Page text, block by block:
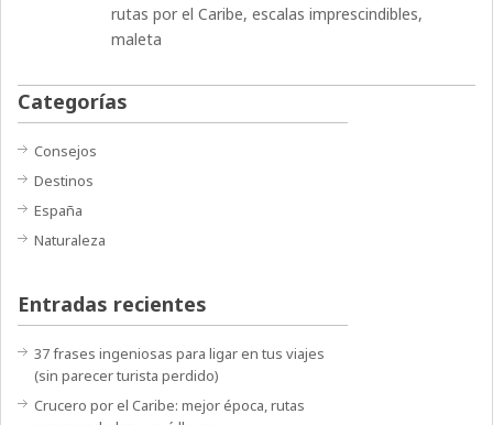
rutas por el Caribe, escalas imprescindibles,
maleta
Categorías
Consejos
Destinos
España
Naturaleza
Entradas recientes
37 frases ingeniosas para ligar en tus viajes
(sin parecer turista perdido)
Crucero por el Caribe: mejor época, rutas